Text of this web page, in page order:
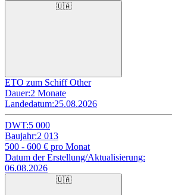
🇺🇦
ETO zum Schiff Other
Dauer:2 Monate
Landedatum:25.08.2026
DWT:5 000
Baujahr:2 013
500 - 600 € pro Monat
Datum der Erstellung/Aktualisierung:
06.08.2026
🇺🇦